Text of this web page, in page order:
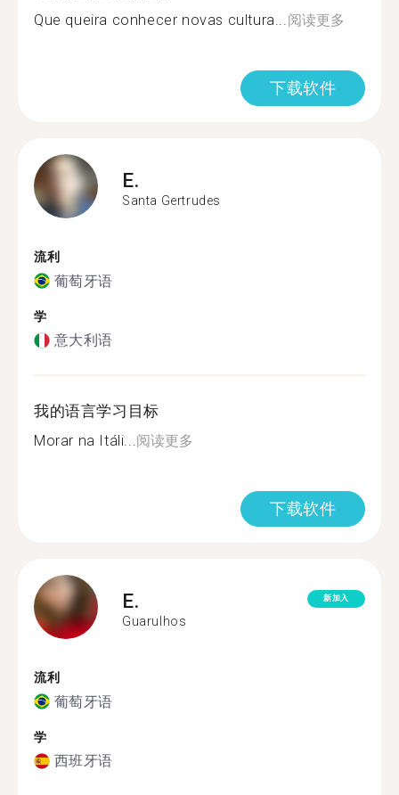
Que queira conhecer novas cultura...阅读更多
下载软件
E.
Santa Gertrudes
流利
葡萄牙语
学
意大利语
我的语言学习目标
Morar na Itáli...阅读更多
下载软件
E.
Guarulhos
新加入
流利
葡萄牙语
学
西班牙语